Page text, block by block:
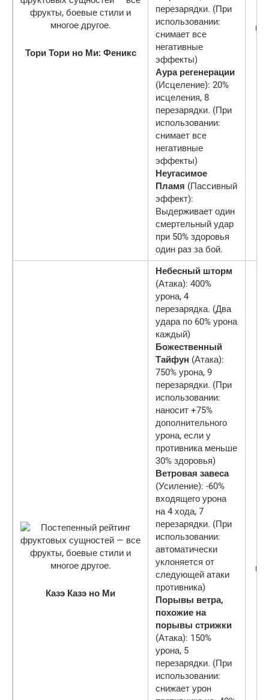
Тори Тори но Ми: Феникс
перезарядки. (При
использовании:
снимает все
негативные
эффекты)
Аура регенерации
(Исцеление): 20%
исцеления, 8
перезарядки. (При
использовании:
снимает все
негативные
эффекты)
Неугасимое
Пламя (Пассивный
эффект):
Выдерживает один
смертельный удар
при 50% здоровья
один раз за бой.
Казэ Казэ но Ми
Небесный шторм
(Атака): 400%
урона, 4
перезарядка. (Два
удара по 60% урона
каждый)
Божественный
Тайфун (Атака):
750% урона, 9
перезарядки. (При
использовании:
наносит +75%
дополнительного
урона, если у
противника меньше
30% здоровья)
Ветровая завеса
(Усиление): -60%
входящего урона
на 4 хода, 7
перезарядки. (При
использовании:
автоматически
уклоняется от
следующей атаки
противника)
Порывы ветра,
похожие на
порывы стрижки
(Атака): 150%
урона, 5
перезарядки. (При
использовании:
снижает урон